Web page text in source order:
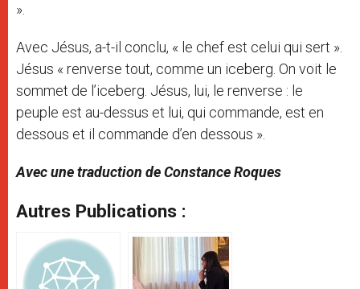
».
Avec Jésus, a-t-il conclu, « le chef est celui qui sert ».
Jésus « renverse tout, comme un iceberg. On voit le
sommet de l’iceberg. Jésus, lui, le renverse : le
peuple est au-dessus et lui, qui commande, est en
dessous et il commande d’en dessous ».
Avec une traduction de Constance Roques
Autres Publications :